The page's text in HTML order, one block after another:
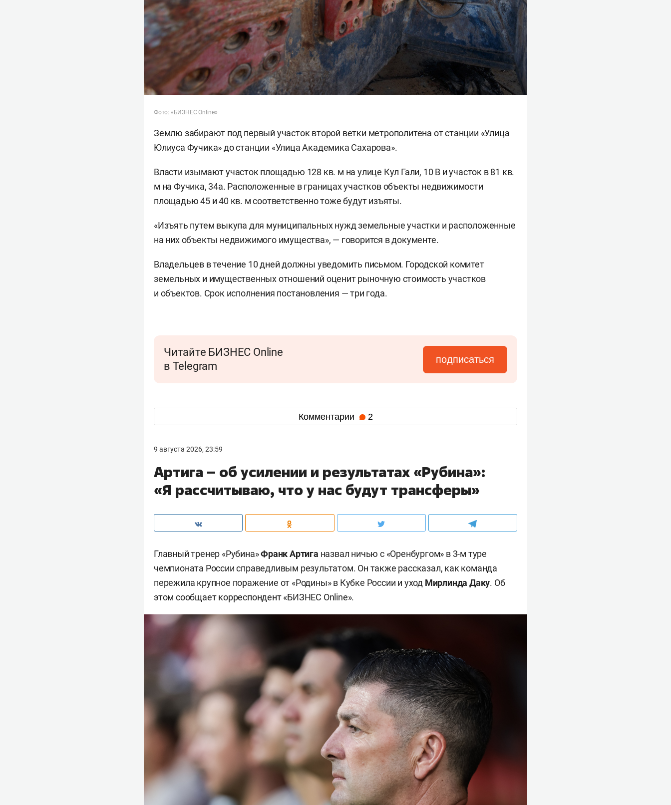
Фото: «БИЗНЕС Online»
Землю забирают под первый участок второй ветки метрополитена от станции «Улица
Юлиуса Фучика» до станции «Улица Академика Сахарова».
Власти изымают участок площадью 128 кв. м на улице Кул Гали, 10 В и участок в 81 кв.
м на Фучика, 34а. Расположенные в границах участков объекты недвижимости
площадью 45 и 40 кв. м соответственно тоже будут изъяты.
«Изъять путем выкупа для муниципальных нужд земельные участки и расположенные
на них объекты недвижимого имущества», — говорится в документе.
Владельцев в течение 10 дней должны уведомить письмом. Городской комитет
земельных и имущественных отношений оценит рыночную стоимость участков
и объектов. Срок исполнения постановления — три года.
Читайте БИЗНЕС Online
в Telegram
подписаться
Комментарии 2
9 августа 2026, 23:59
Артига – об усилении и результатах «Рубина»:
«Я рассчитываю, что у нас будут трансферы»
Главный тренер «Рубина»Франк Артига назвал ничью с «Оренбургом» в 3-м туре
чемпионата России справедливым результатом. Он также рассказал, как команда
пережила крупное поражение от «Родины» в Кубке России и уход Мирлинда Даку. Об
этом сообщает корреспондент «БИЗНЕС Online».